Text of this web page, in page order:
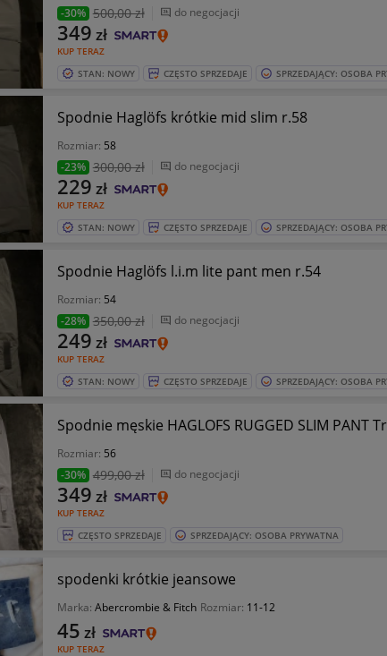
-30% 500,00 zł do negocjacji
KUP TERAZ
349 zł
STAN: NOWY CZĘSTO SPRZEDAJE SPRZEDAJĄCY: OSOBA
Spodnie Haglöfs krótkie mid slim r.58
Rozmiar: 58
-23% 300,00 zł do negocjacji
KUP TERAZ
229 zł
STAN: NOWY CZĘSTO SPRZEDAJE SPRZEDAJĄCY: OSOBA
Spodnie Haglöfs l.i.m lite pant men r.54
Rozmiar: 54
-28% 350,00 zł do negocjacji
KUP TERAZ
249 zł
STAN: NOWY CZĘSTO SPRZEDAJE SPRZEDAJĄCY: OSOBA
Spodnie męskie HAGLOFS RUGGED SLIM PANT
Rozmiar: 56
-30% 499,00 zł do negocjacji
KUP TERAZ
349 zł
CZĘSTO SPRZEDAJE SPRZEDAJĄCY: OSOBA PRYWATNA
spodenki krótkie jeansowe
Marka: Abercrombie & Fitch Rozmiar: 11-12
KUP TERAZ
45 zł